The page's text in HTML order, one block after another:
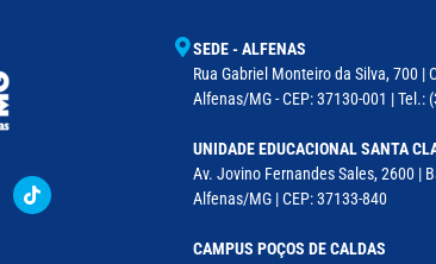
SEDE - ALFENAS
Rua Gabriel Monteiro da Silva, 700 |
Alfenas/MG - CEP: 37130-001 | Tel.:
UNIDADE EDUCACIONAL SANTA
Av. Jovino Fernandes Sales, 2600 |
Alfenas/MG | CEP: 37133-840
CAMPUS POÇOS DE CALDAS